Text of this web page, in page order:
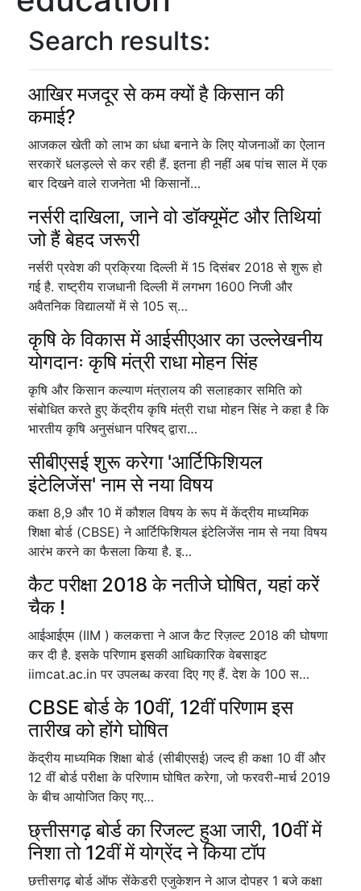
Search results:
आखिर मजदूर से कम क्यों है किसान की
कमाई?
आजकल खेती को लाभ का धंधा बनाने के लिए योजनाओं का ऐलान
सरकारें धलड़ल्ले से कर रही हैं. इतना ही नहीं अब पांच साल में एक
बार दिखने वाले राजनेता भी किसानों…
नर्सरी दाखिला, जाने वो डॉक्यूमेंट और तिथियां
जो हैं बेहद जरूरी
नर्सरी प्रवेश की प्रक्रिया दिल्ली में 15 दिसंबर 2018 से शुरू हो
गई है. राष्ट्रीय राजधानी दिल्ली में लगभग 1600 निजी और
अवैतनिक विद्यालयों में से 105 स्…
कृषि के विकास में आईसीएआर का उल्लेखनीय
योगदानः कृषि मंत्री राधा मोहन सिंह
कृषि और किसान कल्याण मंत्रालय की सलाहकार समिति को
संबोधित करते हुए केंद्रीय कृषि मंत्री राधा मोहन सिंह ने कहा है कि
भारतीय कृषि अनुसंधान परिषद् द्वारा…
सीबीएसई शुरू करेगा 'आर्टिफिशियल
इंटेलिजेंस' नाम से नया विषय
कक्षा 8,9 और 10 में कौशल विषय के रूप में केंद्रीय माध्यमिक
शिक्षा बोर्ड (CBSE) ने आर्टिफिशियल इंटेलिजेंस नाम से नया विषय
आरंभ करने का फैसला किया है. इ…
कैट परीक्षा 2018 के नतीजे घोषित, यहां करें
चैक !
आईआईएम (IIM ) कलकत्ता ने आज कैट रिज़ल्ट 2018 की घोषणा
कर दी है. इसके परिणाम इसकी आधिकारिक वेबसाइट
iimcat.ac.in पर उपलब्ध करवा दिए गए हैं. देश के 100 स…
CBSE बोर्ड के 10वीं, 12वीं परिणाम इस
तारीख को होंगे घोषित
केंद्रीय माध्यमिक शिक्षा बोर्ड (सीबीएसई) जल्द ही कक्षा 10 वीं और
12 वीं बोर्ड परीक्षा के परिणाम घोषित करेगा, जो फरवरी-मार्च 2019
के बीच आयोजित किए गए…
छ्त्तीसगढ़ बोर्ड का रिजल्ट हुआ जारी, 10वीं में
निशा तो 12वीं में योग्रेंद ने किया टॉप
छत्तीसगढ़ बोर्ड ऑफ सेंकेडरी एजुकेशन ने आज दोपहर 1 बजे कक्षा